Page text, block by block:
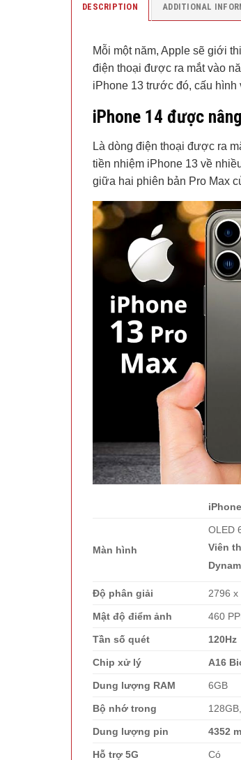
DESCRIPTION ADDITIONAL
Mỗi một năm, Apple sẽ giới
điện thoại được ra mắt vào
iPhone 13 trước đó, cấu hình
iPhone 14 được
Là dòng điện thoại được ra
tiền nhiệm iPhone 13 về
giữa hai phiên bản Pro Max
Màn hình
OLED
Viên
Độ phân giải 2796 x
Mật độ điểm ảnh 460
Tần số quét 120Hz
Chip xử lý A16
Dung lượng RAM 6GB
Bộ nhớ trong
Dung lượng pin 4352
Hỗ trợ 5G Có